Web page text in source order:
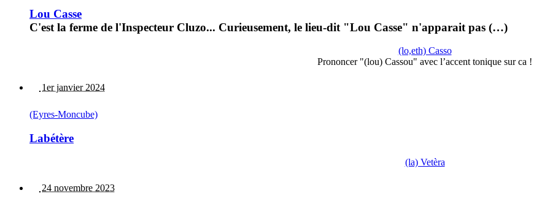
Lou Casse
C'est la ferme de l'Inspecteur Cluzo... Curieusement, le lieu-dit "Lou Casse" n'apparait pas (…)
(lo,eth) Casso
Prononcer "(lou) Cassou" avec l’accent tonique sur ca !
1er janvier 2024
(Eyres-Moncube)
Labétère
(la) Vetèra
24 novembre 2023